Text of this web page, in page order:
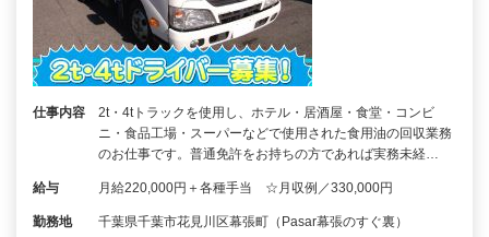
仕事内容
2t・4tトラックを使用し、ホテル・居酒屋・食堂・コンビ
ニ・食品工場・スーパーなどで使用された食用油の回収業務
のお仕事です。普通免許をお持ちの方であれば実務未経…
給与 月給220,000円＋各種手当 ☆月収例／330,000円
勤務地 千葉県千葉市花見川区幕張町（Pasar幕張のすぐ裏）